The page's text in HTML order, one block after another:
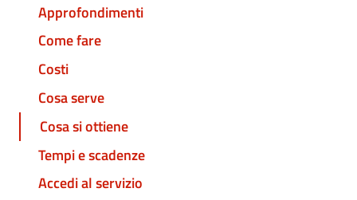
Approfondimenti
Come fare
Costi
Cosa serve
Cosa si ottiene
Tempi e scadenze
Accedi al servizio